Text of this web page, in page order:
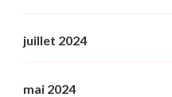
juillet 2024
mai 2024